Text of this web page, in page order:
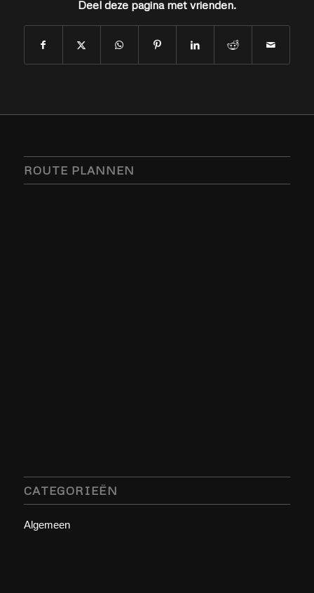
Deel deze pagina met vrienden.
ROUTE PLANNEN
CATEGORIEËN
Algemeen